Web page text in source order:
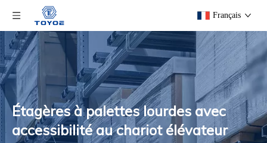
Français
Étagères à palettes lourdes avec
accessibilité au chariot élévateur